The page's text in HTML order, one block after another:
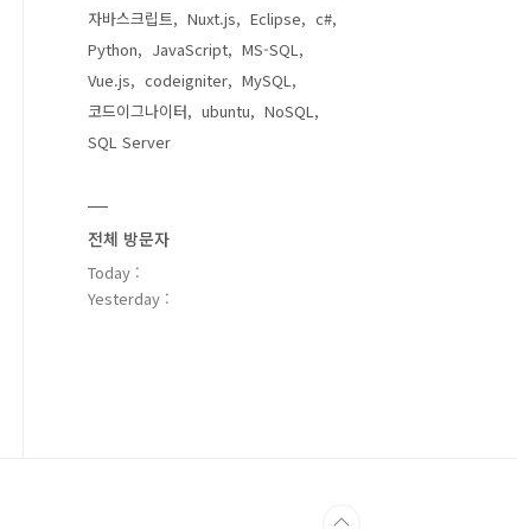
자바스크립트
Nuxt.js Eclipse
c#
Python
JavaScript
MS-SQL
Vue.js
codeigniter
MySQL
코드이그나이터
ubuntu
NoSQL
SQL Server
전체 방문자
Today :
Yesterday :